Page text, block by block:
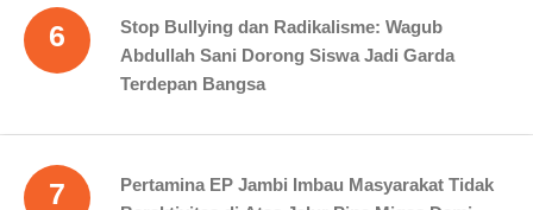
6
Stop Bullying dan Radikalisme: Wagub
Abdullah Sani Dorong Siswa Jadi Garda
Terdepan Bangsa
7
Pertamina EP Jambi Imbau Masyarakat Tidak